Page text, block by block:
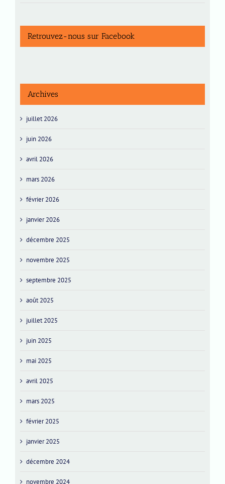
Retrouvez-nous sur Facebook
Archives
juillet 2026
juin 2026
avril 2026
mars 2026
février 2026
janvier 2026
décembre 2025
novembre 2025
septembre 2025
août 2025
juillet 2025
juin 2025
mai 2025
avril 2025
mars 2025
février 2025
janvier 2025
décembre 2024
novembre 2024